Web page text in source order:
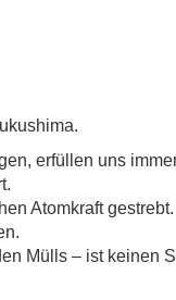
erfüllen uns
Atomkraft gestrebt.
Mülls – ist keinen